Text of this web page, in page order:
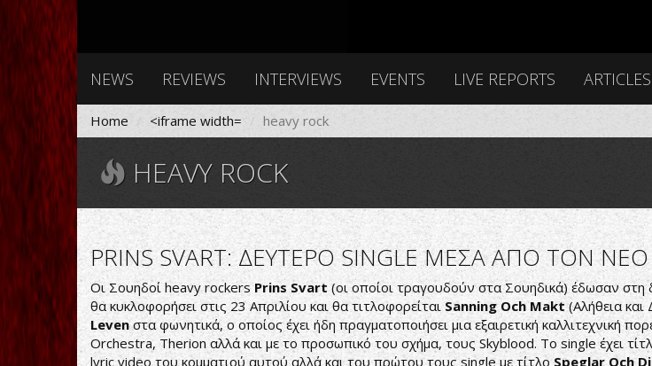
NEWS REVIEWS INTERVIEWS EVENTS LIVE REPORTS ARTICLES
Home <iframe width= heavy rock
HEAVY ROCK
PRINS SVART: ΔΕΥΤΕΡΟ SINGLE ΜΕΣΑ ΑΠΟ ΤΟΝ
Οι Σουηδοί heavy rockers Prins Svart (οι οποίοι τραγουδούν στα Σουηδικά) έδωσαν
θα κυκλοφορήσει στις 23 Απριλίου και θα τιτλοφορείται Sanning Och Makt(Αλήθεια
Levenστα φωνητικά, ο οποίος έχει ήδη πραγματοποιήσει μια εξαιρετική καλλιτεχνική
Orchestra, Therion αλλά και με το προσωπικό του σχήμα, τους Skyblood. To single έχει
lyric video του κομματιού αυτού αλλά και του πρώτου τους single με τίτλοSpeglar Och